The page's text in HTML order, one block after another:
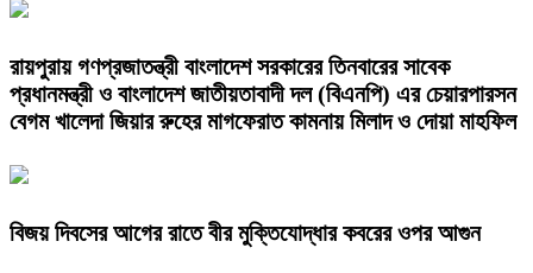
রায়পুরায় গণপ্রজাতন্ত্রী বাংলাদেশ সরকারের তিনবারের সাবেক
প্রধানমন্ত্রী ও বাংলাদেশ জাতীয়তাবাদী দল (বিএনপি) এর চেয়ারপারসন
বেগম খালেদা জিয়ার রুহের মাগফেরাত কামনায় মিলাদ ও দোয়া মাহফিল
বিজয় দিবসের আগের রাতে বীর মুক্তিযোদ্ধার কবরের ওপর আগুন